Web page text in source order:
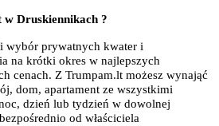
w Druskiennikach ?
wybór prywatnych kwater i
na krótki okres w najlepszych
cenach. Z Trumpam.lt możesz wynająć
dom, apartament ze wszystkimi
dzień lub tydzień w dowolnej
od właściciela